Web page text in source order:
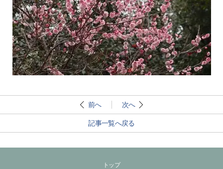
前へ 次へ
記事一覧へ戻る
トップ